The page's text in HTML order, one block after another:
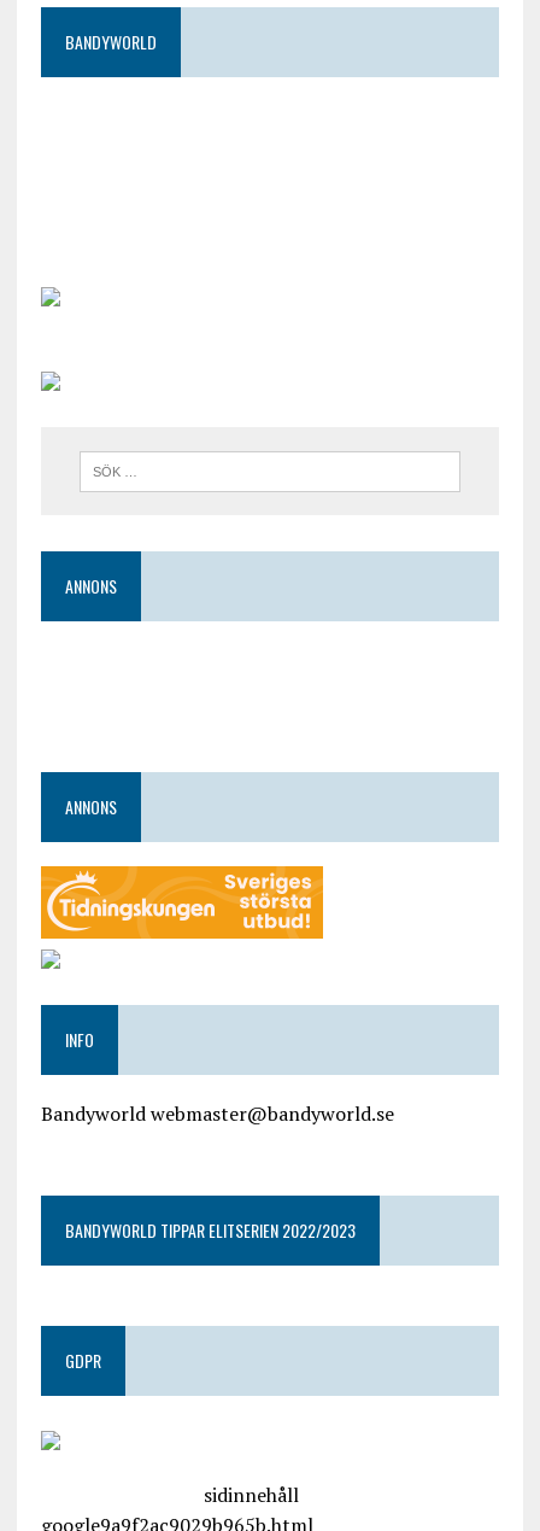
BANDYWORLD
ANNONS
ANNONS
INFO
Bandyworld webmaster@bandyworld.se
BANDYWORLD TIPPAR ELITSERIEN 2022/2023
GDPR
sidinnehåll
google9a9f2ac9029b965b.html